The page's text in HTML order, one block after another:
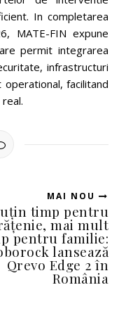
In completarea
MATE-FIN expune
permit integrarea
infrastructuri
facilitand
MAI NOU
timp pentru
mai mult
pentru familie:
lansează
Qrevo Edge 2 în
România